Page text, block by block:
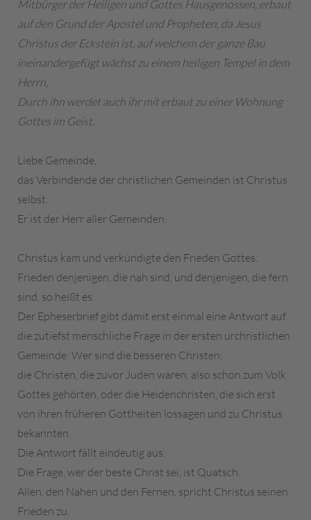
Mitbürger der Heiligen und Gottes Hausgenossen, erbaut
auf den Grund der Apostel und Propheten, da Jesus
Christus der Eckstein ist, auf welchem der ganze Bau
ineinandergefügt wächst zu einem heiligen Tempel in dem
Herrn,
Durch ihn werdet auch ihr mit erbaut zu einer Wohnung
Gottes im Geist.
Liebe Gemeinde,
das Verbindende der christlichen Gemeinden ist Christus
selbst.
Er ist der Herr aller Gemeinden.
Christus kam und verkündigte den Frieden Gottes:
Frieden denjenigen, die nah sind, und denjenigen, die fern
sind, so heißt es.
Der Epheserbrief gibt damit erst einmal eine Antwort auf
die zutiefst menschliche Frage in der ersten urchristlichen
Gemeinde: Wer sind die besseren Christen:
die Christen, die zuvor Juden waren, also schon zum Volk
Gottes gehörten, oder die Heidenchristen, die sich erst
von ihren früheren Gottheiten lossagen und zu Christus
bekannten.
Die Antwort fällt eindeutig aus:
Die Frage, wer der beste Christ sei, ist Quatsch.
Allen, den Nahen und den Fernen, spricht Christus seinen
Frieden zu.